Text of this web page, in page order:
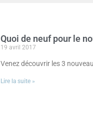
Quoi de neuf pour le
19 avril 2017
Venez découvrir les 3
Lire la suite »